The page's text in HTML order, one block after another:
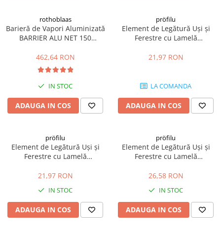
Profile Dilatatie
Chituri de Rosturi
Distanțiere si Pene pentru Nivelare
Hidroizolații
Etanșanți Elastici și Adezivi
Etanșanți
Adezivi și Etanșanți
Fund de Rost
Benzi de Etanșare
Impermeabilizări Suprafețe
Hidroizolații Flexibile
rothoblaas
Barieră de Vapori Aluminizată
BARRIER ALU NET 150
462,64 RON
IN STOC
ADAUGA IN COS
pröfilu
Element de Legătură Uși și
Ferestre cu Lamelă
6mm 2.4m
21,97 RON
LA COMANDA
ADAUGA IN COS
pröfilu
Element de Legătură Uși și
Ferestre cu Lamelă
7047 6mm 2.4m
21,97 RON
IN STOC
ADAUGA IN COS
pröfilu
Element de Legătură Uși și
Ferestre cu Lamelă
6mm 2.4m
26,58 RON
IN STOC
ADAUGA IN COS